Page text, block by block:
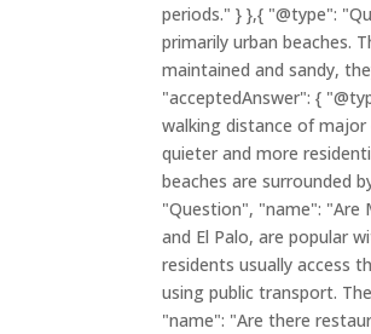
periods." } },{ "@type":
primarily urban beaches.
maintained and sandy,
"acceptedAnswer": {
walking distance of
quieter and more
beaches are surrounded
"Question", "name": "Are
and El Palo, are popular
residents usually access
using public transport.
"name": "Are there